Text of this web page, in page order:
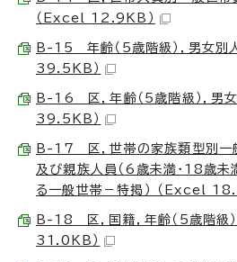
（Excel 12.9KB）
B-15 年齢（5歳階級），男女別
39.5KB）
B-16 区，年齢（5歳階級），男
39.5KB）
B-17 区，世帯の家族類型別一
及び親族人員（6歳未満・18歳
る一般世帯－特掲） （Excel
B-18 区，国籍，年齢（5歳階級
31.0KB）